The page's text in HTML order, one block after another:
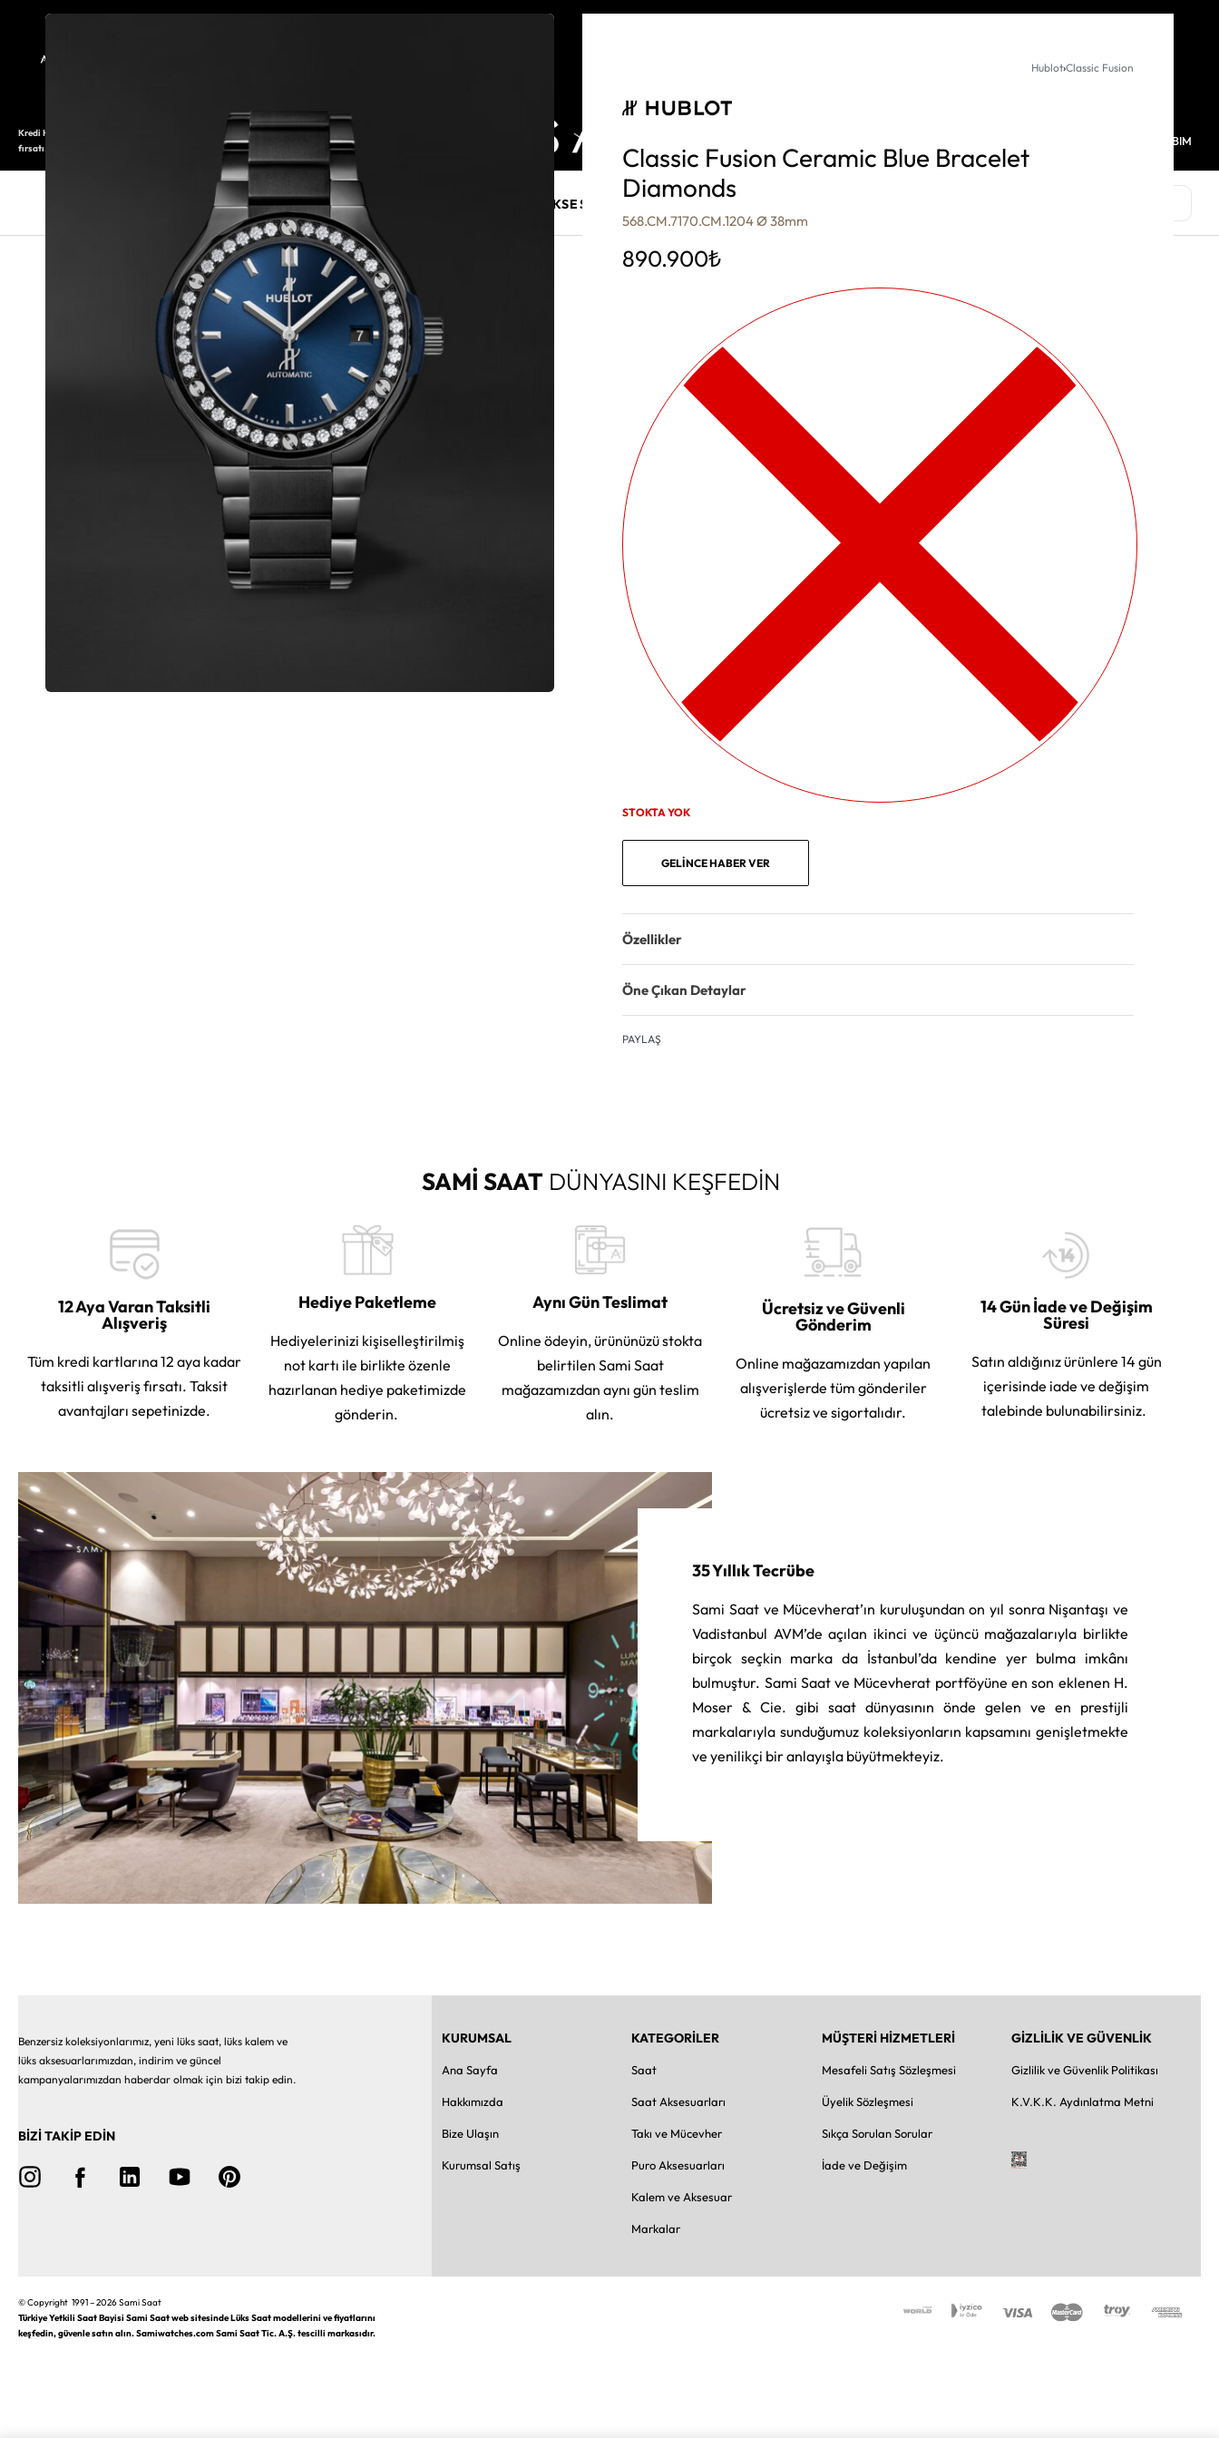
Kredi Kartı ile 12 aya varan taksitli alışveriş imkanı. Üstelik ilk 6 taksite %0 komisyon
fırsatı.
HESABIM
SAAT AKSESUARLARITAKI VE MÜCEVHER PURO AKSESUARLARI
Hublot›Classic Fusion
Classic Fusion Ceramic Blue Bracelet
Diamonds
568.CM.7170.CM.1204 Ø 38mm
890.900₺
STOKTA YOK
GELINCE HABER VER
Özellikler
Öne Çıkan Detaylar
PAYLAŞ
SAMİ SAATDÜNYASINI KEŞFEDİN
12 Aya Varan Taksitli
Alışveriş
Tüm kredi kartlarına 12 aya kadar
taksitli alışveriş fırsatı. Taksit
avantajları sepetinizde.
Hediye Paketleme
Hediyelerinizi kişiselleştirilmiş
not kartı ile birlikte özenle
hazırlanan hediye paketimizde
gönderin.
Aynı Gün Teslimat
Online ödeyin, ürününüzü stokta
belirtilen Sami Saat
mağazamızdan aynı gün teslim
alın.
Ücretsiz ve Güvenli
Gönderim
Online mağazamızdan yapılan
alışverişlerde tüm gönderiler
ücretsiz ve sigortalıdır.
14 Gün İade ve Değişim
Süresi
Satın aldığınız ürünlere 14 gün
içerisinde iade ve değişim
talebinde bulunabilirsiniz.
35 Yıllık Tecrübe
Sami Saat ve Mücevherat’ın kuruluşundan on yıl sonra Nişantaşı ve
Vadistanbul AVM’de açılan ikinci ve üçüncü mağazalarıyla birlikte
birçok seçkin marka da İstanbul’da kendine yer bulma imkânı
bulmuştur. Sami Saat ve Mücevherat portföyüne en son eklenen H.
Moser & Cie. gibi saat dünyasının önde gelen ve en prestijli
markalarıyla sunduğumuz koleksiyonların kapsamını genişletmekte
ve yenilikçi bir anlayışla büyütmekteyiz.
Benzersiz koleksiyonlarımız, yeni lüks saat, lüks kalem ve
lüks aksesuarlarımızdan, indirim ve güncel
kampanyalarımızdan haberdar olmak için bizi takip edin.
BİZİ TAKİP EDİN
KURUMSAL
Ana Sayfa
Hakkımızda
Bize Ulaşın
Kurumsal Satış
KATEGORİLER
Saat
Saat Aksesuarları
Takı ve Mücevher
Puro Aksesuarları
Kalem ve Aksesuar
Markalar
MÜŞTERİ HİZMETLERİ
Mesafeli Satış Sözleşmesi
Üyelik Sözleşmesi
Sıkça Sorulan Sorular
İade ve Değişim
GİZLİLİK VE GÜVENLİK
Gizlilik ve Güvenlik Politikası
K.V.K.K. Aydınlatma Metni
© Copyright 1991 – 2026 Sami Saat
Türkiye Yetkili Saat Bayisi Sami Saat web sitesinde Lüks Saat modellerini ve fiyatlarını
keşfedin, güvenle satın alın. Samiwatches.com Sami Saat Tic. A.Ş. tescilli markasıdır.